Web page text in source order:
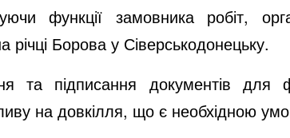
функції замовника робіт,
річці Борова у Сіверськодонецьку.
та підписання документів для
на довкілля, що є необхідною